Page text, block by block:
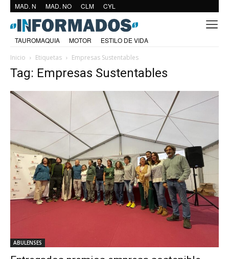
MAD. N MAD. NO CLM CYL
TAUROMAQUIA MOTOR
ESTILO DE VIDA
Inicio
Etiquetas Empresas Sustentables
Tag: Empresas Sustentables
ABULENSES